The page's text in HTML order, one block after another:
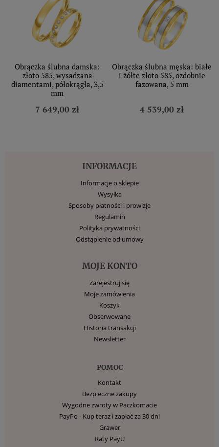
Obrączka ślubna damska:
złoto 585, wysadzana
diamentami, półokrągła, 3,5
mm
7 649,00 zł
Obrączka ślubna męska: białe
i żółte złoto 585, ozdobnie
fazowana, 5 mm
4 539,00 zł
INFORMACJE
Informacje o sklepie
Wysyłka
Sposoby płatności i prowizje
Regulamin
Polityka prywatności
Odstąpienie od umowy
MOJE KONTO
Zarejestruj się
Moje zamówienia
Koszyk
Obserwowane
Historia transakcji
Newsletter
POMOC
Kontakt
Bezpieczne zakupy
Wygodne zwroty w Paczkomacie
PayPo - Kup teraz i zapłać za 30 dni
Grawer
Raty PayU